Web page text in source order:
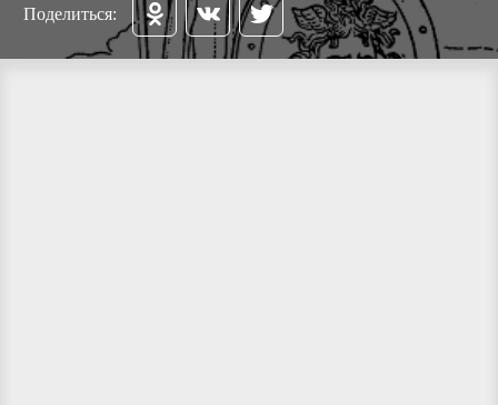
Поделиться: